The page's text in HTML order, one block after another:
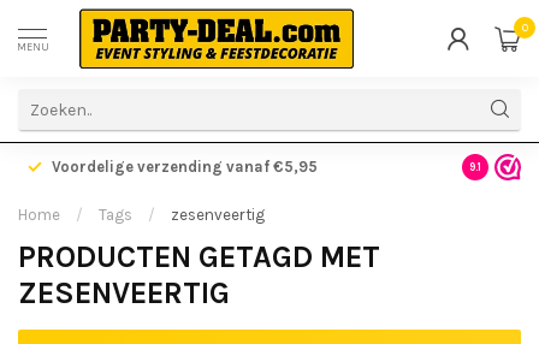
MENU
0
Voordelige verzending vanaf €5,95 Gratis
9.1
Home / Tags / zesenveertig
PRODUCTEN GETAGD MET
ZESENVEERTIG